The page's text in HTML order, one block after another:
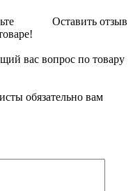
Оставить отзыв
вас вопрос по товару
обязательно вам